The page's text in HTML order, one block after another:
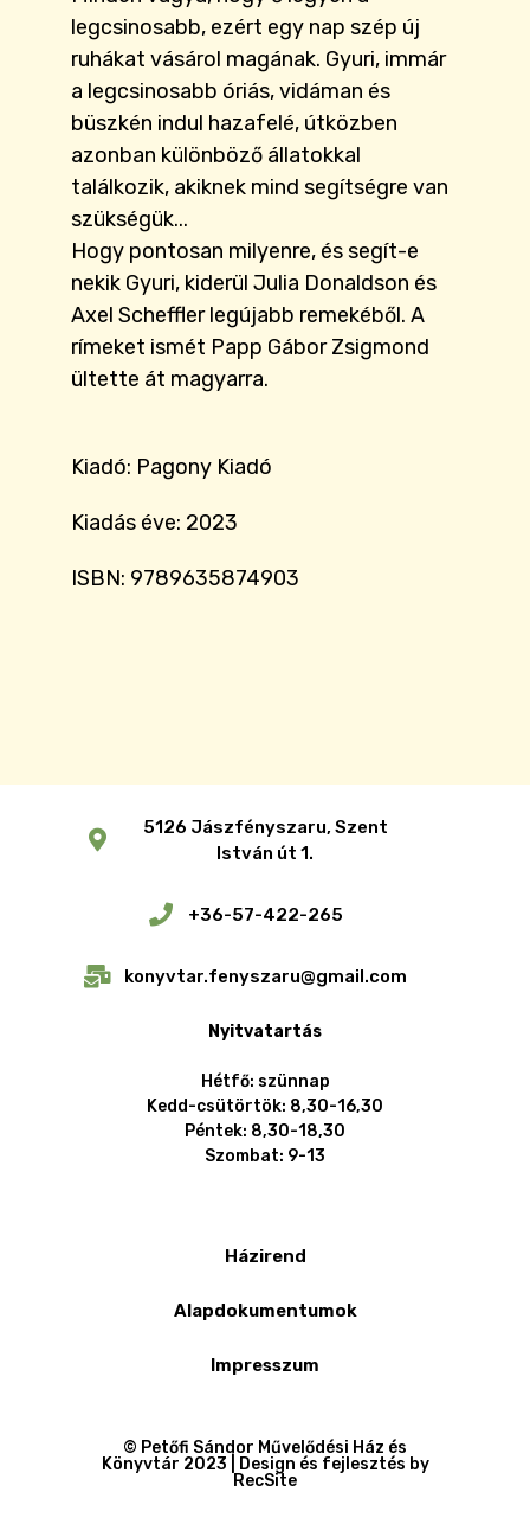
legcsinosabb, ezért egy nap szép új
ruhákat vásárol magának. Gyuri, immár
a legcsinosabb óriás, vidáman és
büszkén indul hazafelé, útközben
azonban különböző állatokkal
találkozik, akiknek mind segítségre van
szükségük...
Hogy pontosan milyenre, és segít-e
nekik Gyuri, kiderül Julia Donaldson és
Axel Scheffler legújabb remekéből. A
rímeket ismét Papp Gábor Zsigmond
ültette át magyarra.
Kiadó: Pagony Kiadó
Kiadás éve: 2023
ISBN: 9789635874903
5126 Jászfényszaru, Szent
István út 1.
+36-57-422-265
konyvtar.fenyszaru@gmail.com
Nyitvatartás
Hétfő: szünnap
Kedd-csütörtök: 8,30-16,30
Péntek: 8,30-18,30
Szombat: 9-13
Házirend
Alapdokumentumok
Impresszum
© Petőfi Sándor Művelődési Ház és
Könyvtár 2023 | Design és fejlesztés by
RecSite